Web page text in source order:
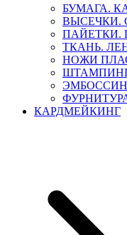
БУМАГА.
ВЫСЕЧКИ.
ПАЙЕТКИ.
ТКАНЬ.
НОЖИ
ФУРНИТУРА
КАРДМЕЙКИНГ